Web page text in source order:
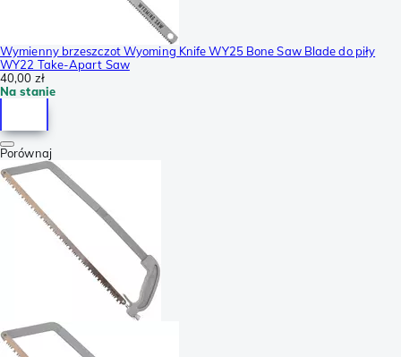
Wymienny brzeszczot Wyoming Knife WY25 Bone Saw Blade do piły
WY22 Take-Apart Saw
40,00 zł
Na stanie
Porównaj